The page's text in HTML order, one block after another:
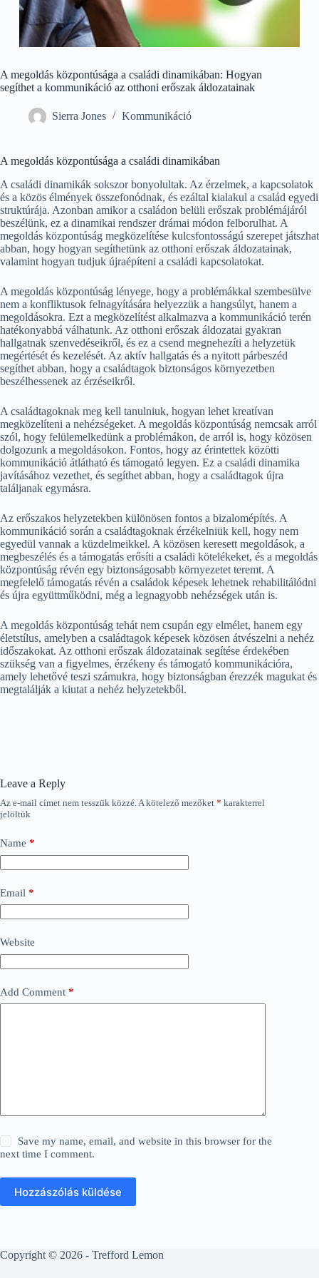
A megoldás központúsága a családi dinamikában: Hogyan
segíthet a kommunikáció az otthoni erőszak áldozatainak
Sierra Jones Kommunikáció
A megoldás központúsága a családi dinamikában
A családi dinamikák sokszor bonyolultak. Az érzelmek, a kapcsolatok
és a közös élmények összefonódnak, és ezáltal kialakul a család egyedi
struktúrája. Azonban amikor a családon belüli erőszak problémájáról
beszélünk, ez a dinamikai rendszer drámai módon felborulhat. A
megoldás központúság megközelítése kulcsfontosságú szerepet játszhat
abban, hogy hogyan segíthetünk az otthoni erőszak áldozatainak,
valamint hogyan tudjuk újraépíteni a családi kapcsolatokat.
A megoldás központúság lényege, hogy a problémákkal szembesülve
nem a konfliktusok felnagyítására helyezzük a hangsúlyt, hanem a
megoldásokra. Ezt a megközelítést alkalmazva a kommunikáció terén
hatékonyabbá válhatunk. Az otthoni erőszak áldozatai gyakran
hallgatnak szenvedéseikről, és ez a csend megnehezíti a helyzetük
megértését és kezelését. Az aktív hallgatás és a nyitott párbeszéd
segíthet abban, hogy a családtagok biztonságos környezetben
beszélhessenek az érzéseikről.
A családtagoknak meg kell tanulniuk, hogyan lehet kreatívan
megközelíteni a nehézségeket. A megoldás központúság nemcsak arról
szól, hogy felülemelkedünk a problémákon, de arról is, hogy közösen
dolgozunk a megoldásokon. Fontos, hogy az érintettek közötti
kommunikáció átlátható és támogató legyen. Ez a családi dinamika
javításához vezethet, és segíthet abban, hogy a családtagok újra
találjanak egymásra.
Az erőszakos helyzetekben különösen fontos a bizalomépítés. A
kommunikáció során a családtagoknak érzékelniük kell, hogy nem
egyedül vannak a küzdelmeikkel. A közösen keresett megoldások, a
megbeszélés és a támogatás erősíti a családi kötelékeket, és a megoldás
központúság révén egy biztonságosabb környezetet teremt. A
megfelelő támogatás révén a családok képesek lehetnek rehabilitálódni
és újra együttműködni, még a legnagyobb nehézségek után is.
A megoldás központúság tehát nem csupán egy elmélet, hanem egy
életstílus, amelyben a családtagok képesek közösen átvészelni a nehéz
időszakokat. Az otthoni erőszak áldozatainak segítése érdekében
szükség van a figyelmes, érzékeny és támogató kommunikációra,
amely lehetővé teszi számukra, hogy biztonságban érezzék magukat és
megtalálják a kiutat a nehéz helyzetekből.
Leave a Reply
Az e-mail címet nem tesszük közzé.A kötelező mezőket * karakterrel
jelöltük
Name *
Email *
Website
Add Comment *
Save my name, email, and website in this browser for the
next time I comment.
Hozzászólás küldése
Copyright © 2026 - Trefford Lemon